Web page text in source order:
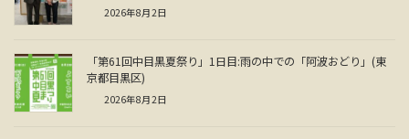
2026年8月2日
「第61回中目黒夏祭り」1日目:雨の中での「阿波おどり」(東
京都目黒区)
2026年8月2日